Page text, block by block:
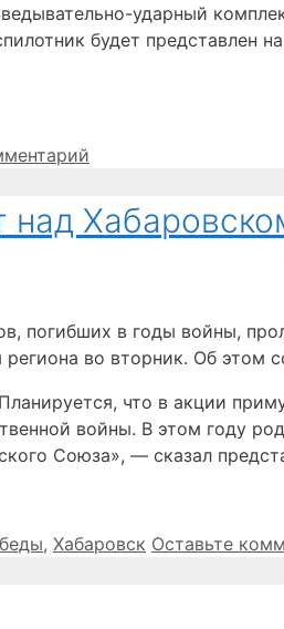
ударный
будет представлен
над
погибших в годы войны,
во вторник. Об этом
что в акции
войны. В этом году
Союза», — сказал
, Хабаровск Оставьте